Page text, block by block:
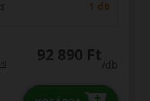
1 db
92 890 Ft
/db